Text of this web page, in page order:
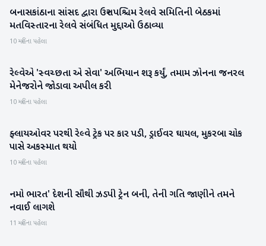
બનાસકાંઠા
બનાસકાંઠાના સાંસદ દ્વારા ઉત્તર પશ્ચિમ રેલવે સમિતિની બેઠકમાં
મતવિસ્તારના રેલવે સંબંધિત મુદ્દાઓ ઉઠાવ્યા
10 મહિના પહેલા
રાષ્ટ્રીય
રેલ્વેએ 'સ્વચ્છતા એ સેવા' અભિયાન શરૂ કર્યું, તમામ ઝોનના જનરલ
મેનેજરોને જોડાવા અપીલ કરી
10 મહિના પહેલા
રાષ્ટ્રીય
ફ્લાયઓવર પરથી રેલ્વે ટ્રેક પર કાર પડી, ડ્રાઈવર ઘાયલ, મુકરબા ચોક
પાસે અકસ્માત થયો
10 મહિના પહેલા
રાષ્ટ્રીય
નમો ભારત' દેશની સૌથી ઝડપી ટ્રેન બની, તેની ગતિ જાણીને તમને
નવાઈ લાગશે
11 મહિના પહેલા